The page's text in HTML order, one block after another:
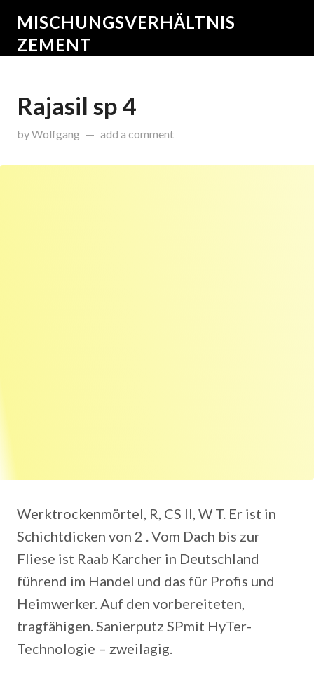
MISCHUNGSVERHÄLTNIS
ZEMENT
Rajasil sp 4
byWolfgang onDezember 14, 2015
add a comment
Werktrockenmörtel, R, CS II, W T. Er ist in
Schichtdicken von 2 . Vom Dach bis zur
Fliese ist Raab Karcher in Deutschland
führend im Handel und das für Profis und
Heimwerker. Auf den vorbereiteten,
tragfähigen. Sanierputz SPmit HyTer-
Technologie – zweilagig.